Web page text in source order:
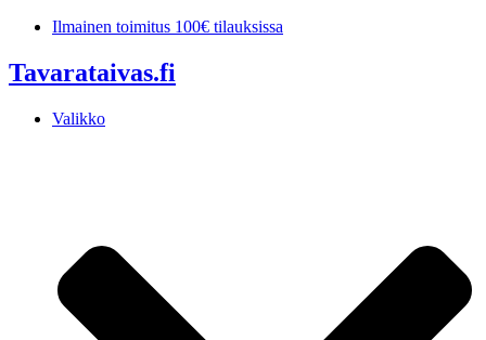
Mene
Ilmainen toimitus 100€ tilauksissa
Tavarataivas.fi
Valikko